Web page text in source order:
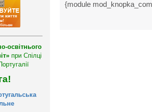
освітнього
при Спілці
{module